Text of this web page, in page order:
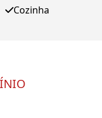
Cozinha